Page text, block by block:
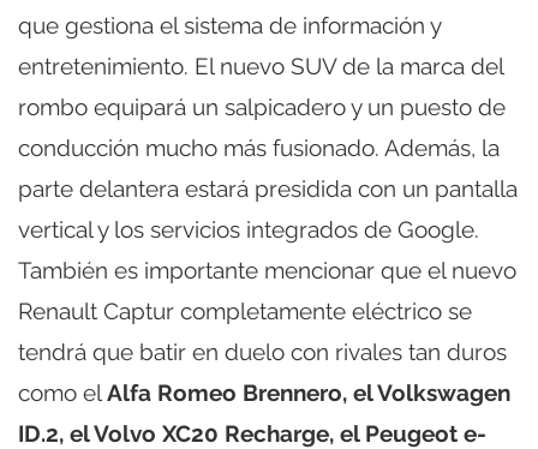
que gestiona el sistema de información y
entretenimiento. El nuevo SUV de la marca del
rombo equipará un salpicadero y un puesto de
conducción mucho más fusionado. Además, la
parte delantera estará presidida con un pantalla
vertical y los servicios integrados de Google.
También es importante mencionar que el nuevo
Renault Captur completamente eléctrico se
tendrá que batir en duelo con rivales tan duros
como elAlfa Romeo Brennero, el Volkswagen
ID.2, el Volvo XC20 Recharge, el Peugeot e-